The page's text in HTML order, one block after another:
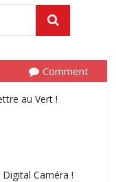
Comment
au Vert !
Caméra !